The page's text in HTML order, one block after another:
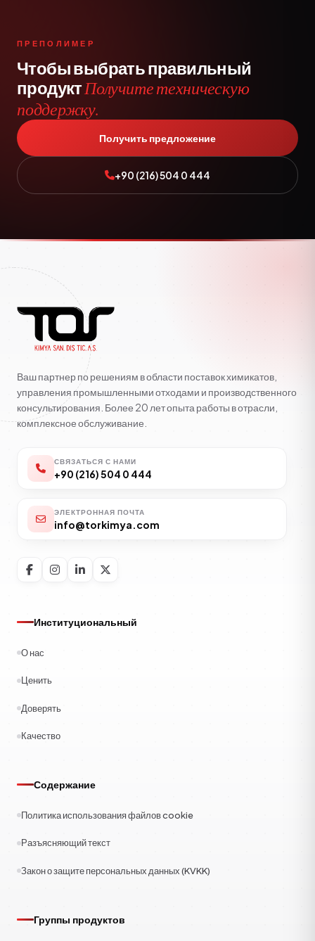
ПРЕПОЛИМЕР
Чтобы выбрать правильный
продуктПолучите техническую
поддержку.
Получить предложение
+90 (216) 504 0 444
Ваш партнер по решениям в области поставок химикатов,
управления промышленными отходами и производственного
консультирования. Более 20 лет опыта работы в отрасли,
комплексное обслуживание.
СВЯЗАТЬСЯ С НАМИ
+90 (216) 504 0 444
ЭЛЕКТРОННАЯ ПОЧТА
info@torkimya.com
Институциональный
О нас
Ценить
Доверять
Качество
Содержание
Политика использования файлов cookie
Разъясняющий текст
Закон о защите персональных данных (KVKK)
Группы продуктов